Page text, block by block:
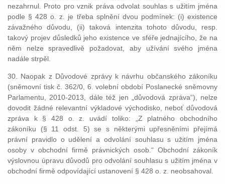
nezahrnul. Proto pro vznik práva odvolat souhlas s užitím jména
podle § 428 o. z. je třeba splnění dvou podmínek: (i) existence
závažného důvodu, (ii) taková intenzita tohoto důvodu, resp.
takový projev důsledků jeho existence ve sféře jednajícího, že na
něm nelze spravedlivě požadovat, aby užívání svého jména
nadále strpěl.
30. Naopak z Důvodové zprávy k návrhu občanského zákoníku
(sněmovní tisk č. 362/0, 6. volební období Poslanecké sněmovny
Parlamentu, 2010-2013, dále též jen „důvodová zpráva“), nelze
dovodit žádné relevantní výkladové východisko, neboť důvodová
zpráva k § 428 o. z. uvádí toliko: „Z platného obchodního
zákoníku (§ 11 odst. 5) se s některými upřesněními přejímá
právní pravidlo o udělení a odvolání souhlasu s užitím jména
osoby v obchodní firmě právnických osob.“ Obchodní zákoník
výslovnou úpravu důvodů pro odvolání souhlasu s užitím jména v
obchodní firmě odpovídající ustanovení § 428 o. z. neobsahoval.